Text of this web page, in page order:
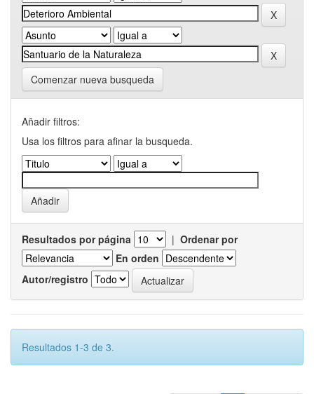
Comenzar nueva busqueda
Añadir filtros:
Usa los filtros para afinar la busqueda.
Resultados por página | Ordenar por
En orden
Autor/registro
Resultados 1-3 de 3.